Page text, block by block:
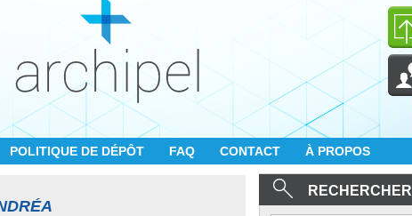
POLITIQUE DE DÉPÔT FAQ CONTACT À PROPOS
RECHERCHER